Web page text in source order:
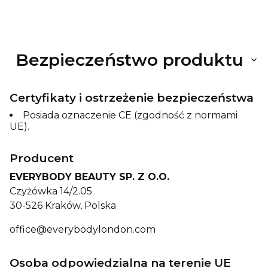
Bezpieczeństwo produktu
Certyfikaty i ostrzeżenie bezpieczeństwa
Posiada oznaczenie CE (zgodność z normami
UE).
Producent
EVERYBODY BEAUTY SP. Z O.O.
Czyżówka 14/2.05
30-526 Kraków, Polska
office@everybodylondon.com
Osoba odpowiedzialna na terenie UE